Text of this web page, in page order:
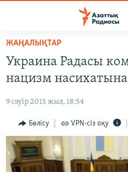
Skip
main
content
to
Navigation
Skip
Search
САЯСАТ
ҚАҢТАР ОҚИҒАСЫ
АДАМ ҚҰҚЫҚТАРЫ
ӘЛЕУМЕТ
ӘЛЕМ
ЖАҢАЛЫҚТАР
Украина Радасы
нацизм
9 сәуір 2015 жыл, 18:54
Бөлісу VPN-сіз оқу